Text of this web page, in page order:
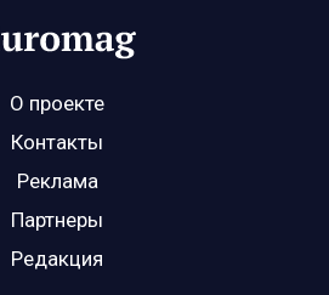
О проекте
Контакты
Реклама
Партнеры
Редакция